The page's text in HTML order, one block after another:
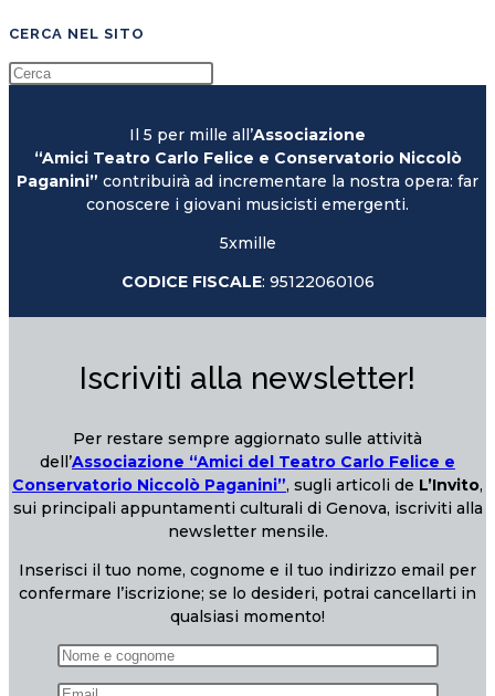
CERCA NEL SITO
Il 5 per mille all’Associazione
“Amici Teatro Carlo Felice e Conservatorio Niccolò
Paganini” contribuirà ad incrementare la nostra opera: far
conoscere i giovani musicisti emergenti.
5xmille
CODICE FISCALE: 95122060106
Iscriviti alla newsletter!
Per restare sempre aggiornato sulle attività
dell’Associazione “Amici del Teatro Carlo Felice e
Conservatorio Niccolò Paganini”, sugli articoli de L’Invito,
sui principali appuntamenti culturali di Genova, iscriviti alla
newsletter mensile.
Inserisci il tuo nome, cognome e il tuo indirizzo email per
confermare l’iscrizione; se lo desideri, potrai cancellarti in
qualsiasi momento!